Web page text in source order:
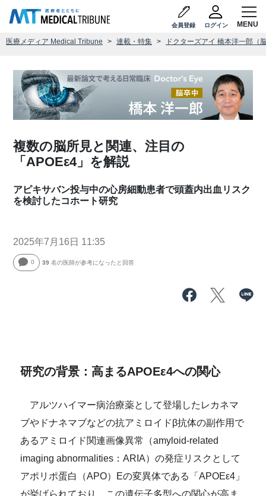
会員登録 ログイン
医療メディア Medical Tribune 連載・特集 ドクターズアイ 橋本洋一郎（
複数の脳所見と関連、注目の
「APOEε4」を解説
アピキサバン投与中の心房細動患者で頭蓋内出血リスク
を検討したコホート研究
2025年7月16日 11:35
0 39 名の医師が参考になったと回答
研究の背景：高まるAPOEε4への関心
アルツハイマー病治療薬として登場したレカネマ
ブやドナネマブなどの抗アミロイドβ抗体の副作用で
あるアミロイド関連画像異常（amyloid-related
imaging abnormalities：ARIA）の発症リスクとして
アポリポ蛋白（APO）Eの変異体である「APOEε4」
が挙げられており、この遺伝子多型への関心が高ま